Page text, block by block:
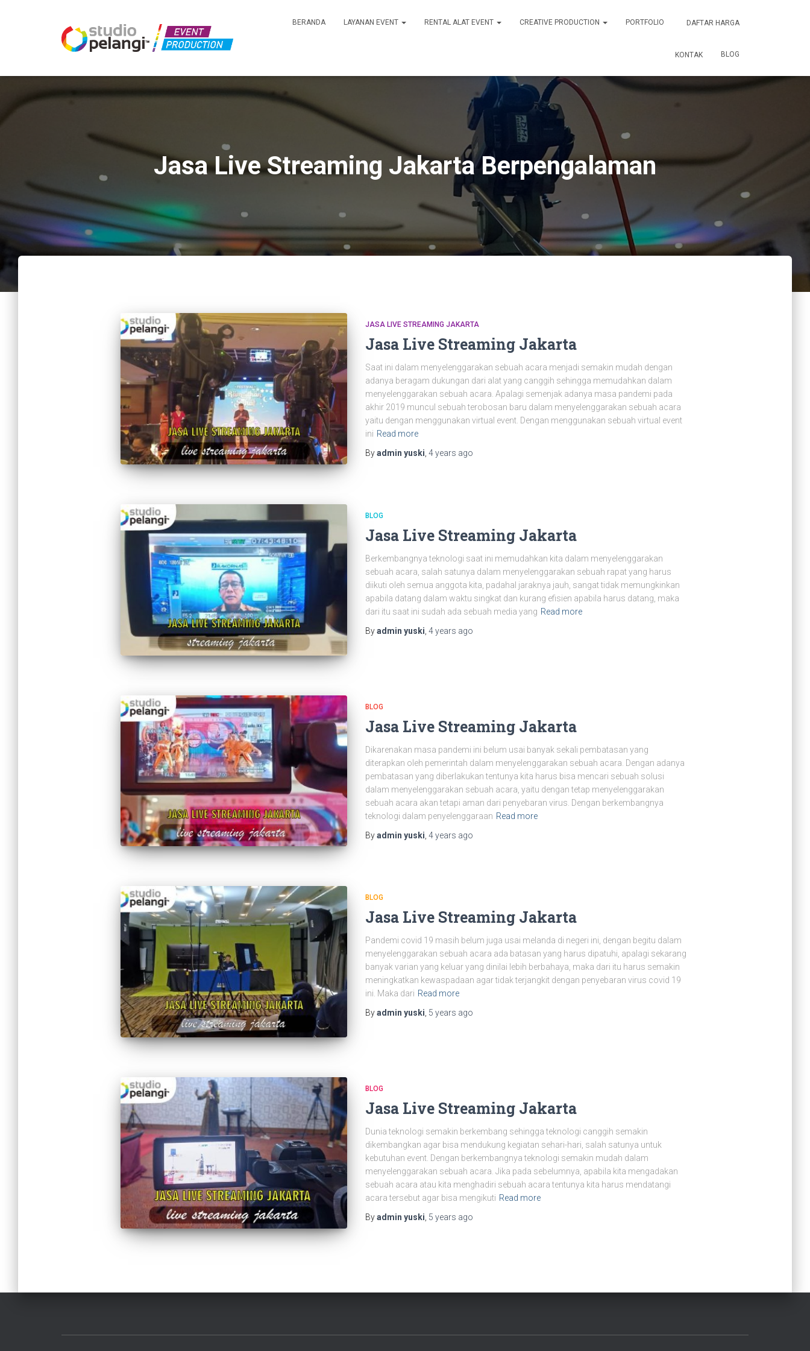
BERANDA LAYANAN EVENT RENTAL ALAT EVENT CREATIVE PRODUCTION PORTFOLIO DAFTAR HARGA
KONTAK BLOG
Jasa Live Streaming Jakarta Berpengalaman
JASA LIVE STREAMING JAKARTA
Jasa Live Streaming Jakarta
Saat ini dalam menyelenggarakan sebuah acara menjadi semakin mudah dengan
adanya beragam dukungan dari alat yang canggih sehingga memudahkan dalam
menyelenggarakan sebuah acara. Apalagi semenjak adanya masa pandemi pada
akhir 2019 muncul sebuah terobosan baru dalam menyelenggarakan sebuah acara
yaitu dengan menggunakan virtual event. Dengan menggunakan sebuah virtual event
ini Read more
Byadmin yuski 4 years ago
BLOG
Jasa Live Streaming Jakarta
Berkembangnya teknologi saat ini memudahkan kita dalam menyelenggarakan
sebuah acara, salah satunya dalam menyelenggarakan sebuah rapat yang harus
diikuti oleh semua anggota kita, padahal jaraknya jauh, sangat tidak memungkinkan
apabila datang dalam waktu singkat dan kurang efisien apabila harus datang, maka
dari itu saat ini sudah ada sebuah media yang Read more
Byadmin yuski 4 years ago
BLOG
Jasa Live Streaming Jakarta
Dikarenakan masa pandemi ini belum usai banyak sekali pembatasan yang
diterapkan oleh pemerintah dalam menyelenggarakan sebuah acara. Dengan adanya
pembatasan yang diberlakukan tentunya kita harus bisa mencari sebuah solusi
dalam menyelenggarakan sebuah acara, yaitu dengan tetap menyelenggarakan
sebuah acara akan tetapi aman dari penyebaran virus. Dengan berkembangnya
teknologi dalam penyelenggaraan Read more
Byadmin yuski 4 years ago
BLOG
Jasa Live Streaming Jakarta
Pandemi covid 19 masih belum juga usai melanda di negeri ini, dengan begitu dalam
menyelenggarakan sebuah acara ada batasan yang harus dipatuhi, apalagi sekarang
banyak varian yang keluar yang dinilai lebih berbahaya, maka dari itu harus semakin
meningkatkan kewaspadaan agar tidak terjangkit dengan penyebaran virus covid 19
ini. Maka dari Read more
Byadmin yuski, 5 years ago
BLOG
Jasa Live Streaming Jakarta
Dunia teknologi semakin berkembang sehingga teknologi canggih semakin
dikembangkan agar bisa mendukung kegiatan sehari-hari, salah satunya untuk
kebutuhan event. Dengan berkembangnya teknologi semakin mudah dalam
menyelenggarakan sebuah acara. Jika pada sebelumnya, apabila kita mengadakan
sebuah acara atau kita menghadiri sebuah acara tentunya kita harus mendatangi
acara tersebut agar bisa mengikuti Read more
Byadmin yuski, 5 years ago